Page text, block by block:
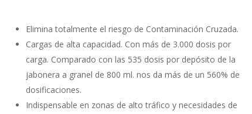
Elimina totalmente el riesgo de Contaminación Cruzada.
Cargas de alta capacidad. Con más de 3.000 dosis por
carga. Comparado con las 535 dosis por depósito de la
jabonera a granel de 800 ml. nos da más de un 560% de
dosificaciones.
Indispensable en zonas de alto tráfico y necesidades de